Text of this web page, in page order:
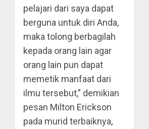
pelajari dari saya dapat
berguna untuk diri Anda,
maka tolong berbagilah
kepada orang lain agar
orang lain pun dapat
memetik manfaat dari
ilmu tersebut,” demikian
pesan Milton Erickson
pada murid terbaiknya,